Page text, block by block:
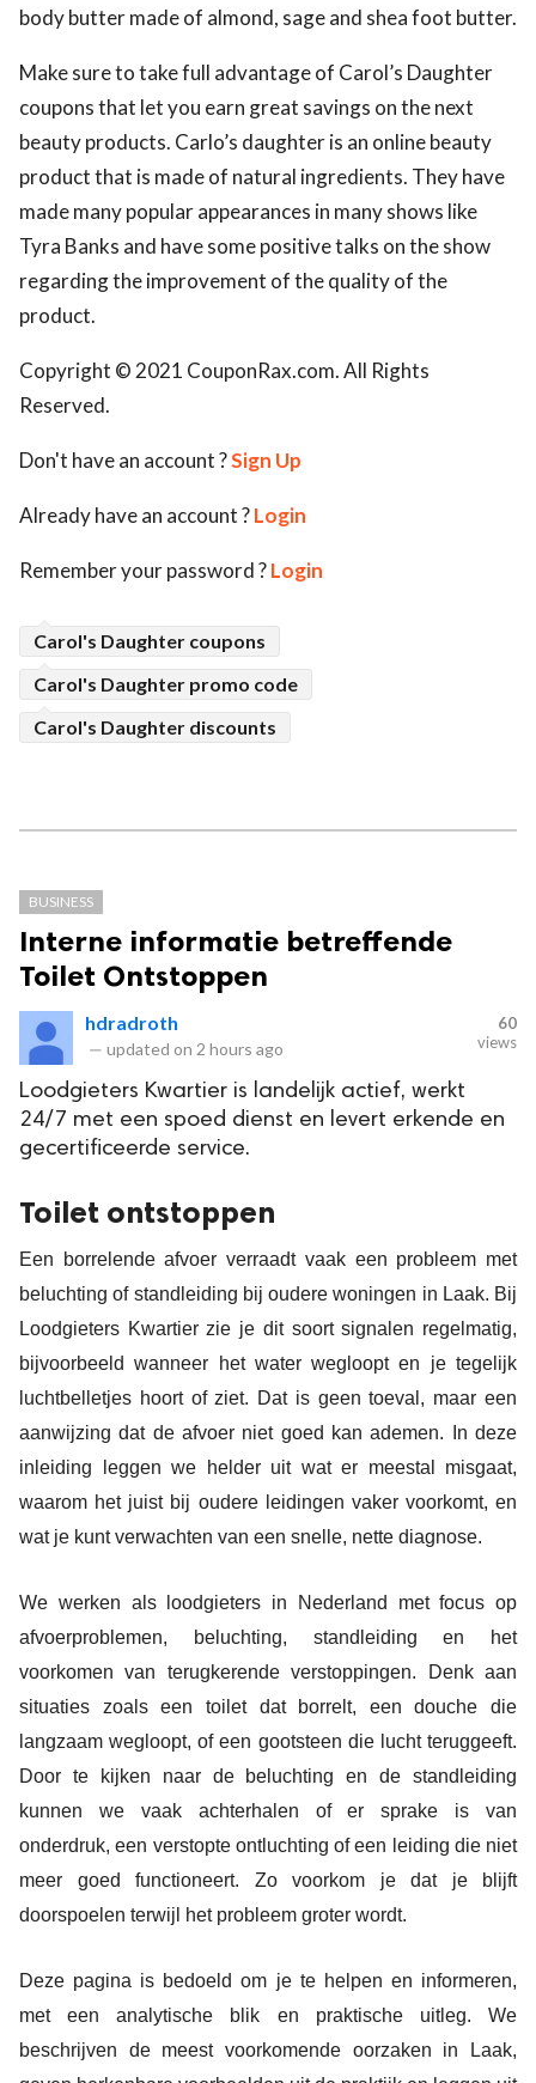
body butter made of almond, sage and shea foot butter.
Make sure to take full advantage of Carol’s Daughter
coupons that let you earn great savings on the next
beauty products. Carlo’s daughter is an online beauty
product that is made of natural ingredients. They have
made many popular appearances in many shows like
Tyra Banks and have some positive talks on the show
regarding the improvement of the quality of the
product.
Copyright © 2021 CouponRax.com. All Rights
Reserved.
Don't have an account ?Sign Up
Already have an account ?Login
Remember your password ?Login
Carol's Daughter coupons
Carol's Daughter promo code
Carol's Daughter discounts
BUSINESS
Interne informatie betreffende
Toilet Ontstoppen
hdradroth
— updated on 2 hours ago
60
views
Loodgieters Kwartier is landelijk actief, werkt
24/7 met een spoed dienst en levert erkende en
gecertificeerde service.
Toilet ontstoppen
Een borrelende afvoer verraadt vaak een probleem met
beluchting of standleiding bij oudere woningen in Laak. Bij
Loodgieters Kwartier zie je dit soort signalen regelmatig,
bijvoorbeeld wanneer het water wegloopt en je tegelijk
luchtbelletjes hoort of ziet. Dat is geen toeval, maar een
aanwijzing dat de afvoer niet goed kan ademen. In deze
inleiding leggen we helder uit wat er meestal misgaat,
waarom het juist bij oudere leidingen vaker voorkomt, en
wat je kunt verwachten van een snelle, nette diagnose.
We werken als loodgieters in Nederland met focus op
afvoerproblemen, beluchting, standleiding en het
voorkomen van terugkerende verstoppingen. Denk aan
situaties zoals een toilet dat borrelt, een douche die
langzaam wegloopt, of een gootsteen die lucht teruggeeft.
Door te kijken naar de beluchting en de standleiding
kunnen we vaak achterhalen of er sprake is van
onderdruk, een verstopte ontluchting of een leiding die niet
meer goed functioneert. Zo voorkom je dat je blijft
doorspoelen terwijl het probleem groter wordt.
Deze pagina is bedoeld om je te helpen en informeren,
met een analytische blik en praktische uitleg. We
beschrijven de meest voorkomende oorzaken in Laak,